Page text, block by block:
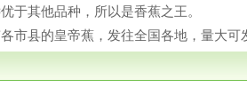
于其他品种，所以是香蕉之王。
县的皇帝蕉，发往全国各地，量大可